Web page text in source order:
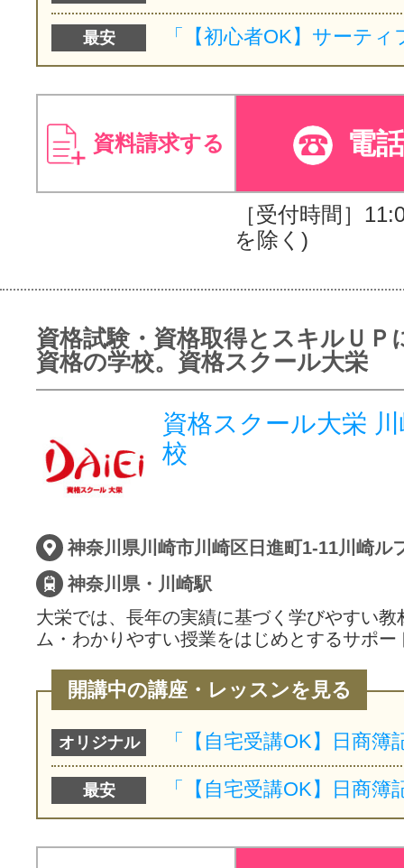
最安
資料請求する 電
［受付時間］
を除く)
資格試験・資格取得とスキルＵＰ
資格の学校。資格スクール大栄
資格スクール大栄
校
神奈川県川崎市川崎区日進町1-11川崎ル
神奈川県・川崎駅
大栄では、長年の実績に基づく学びやすい教
ム・わかりやすい授業をはじめとするサポ
開講中の講座・レッスンを見る
オリジナル
最安